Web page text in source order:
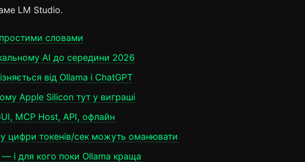
LM Studio.
словами
AI до середини 2026
від Ollama і ChatGPT
Apple Silicon тут у виграші
MCP Host, API, офлайн
цифри токенів/сек можуть оманювати
і для кого поки Ollama краща